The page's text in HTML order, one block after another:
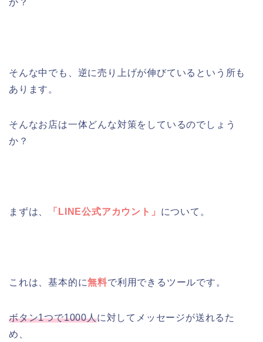
か？
そんな中でも、逆に売り上げが伸びているという所も
あります。
そんなお店は一体どんな対策をしているのでしょう
か？
まずは、 「LINE公式アカウント」 について。
これは、基本的に無料で利用できるツールです。
ボタン1つで1000人に対してメッセージが送れるた
め、